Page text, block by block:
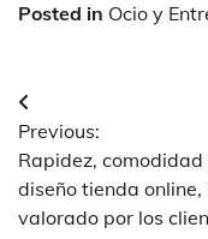
Posted in Ocio y
Navegación
de
entradas
Previous:
Rapidez, comodidad
diseño tienda online,
valorado por los